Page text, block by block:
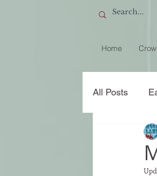
Home
All Posts
How to